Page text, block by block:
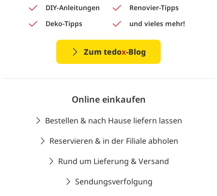
DIY-Anleitungen
Renovier-Tipps
Deko-Tipps
und vieles mehr!
Zum tedox-Blog
Online einkaufen
Bestellen & nach Hause liefern lassen
Reservieren & in der Filiale abholen
Rund um Lieferung & Versand
Sendungsverfolgung